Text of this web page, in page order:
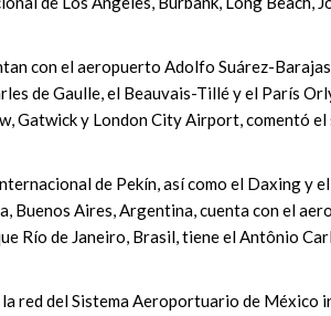
con el aeropuerto Adolfo Suárez-
de Gaulle, el Beauvais-Tillé y el París
Gatwick y London City Airport, comentó
de Pekín, así como el Daxing y
Buenos Aires, Argentina, cuenta con el
Río de Janeiro, Brasil, tiene el Antônio
red del Sistema Aeroportuario de México